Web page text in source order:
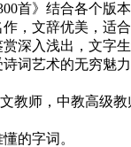
首》结合各个版
，文辞优美，适
深入浅出，文字
词艺术的无穷魅力
师，中教高级教
的字词。